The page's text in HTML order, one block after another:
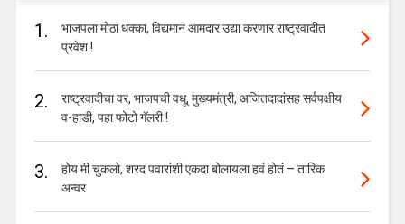
1.
भाजपला मोठा धक्का, विद्यमान आमदार उद्या करणार राष्ट्रवादीत
प्रवेश !
2.
राष्ट्रवादीचा वर, भाजपची वधू, मुख्यमंत्री, अजितदादांसह सर्वपक्षीय
व-हाडी, पहा फोटो गॅलरी !
3.
होय मी चुकलो, शरद पवारांशी एकदा बोलायला हवं होतं – तारिक
अन्वर